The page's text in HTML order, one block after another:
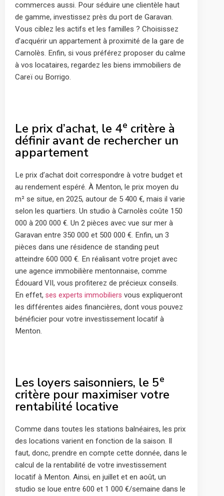
commerces aussi. Pour séduire une clientèle haut
de gamme, investissez près du port de Garavan.
Vous ciblez les actifs et les familles ? Choisissez
d’acquérir un appartement à proximité de la gare de
Carnolès. Enfin, si vous préférez proposer du calme
à vos locataires, regardez les biens immobiliers de
Careï ou Borrigo.
Le prix d’achat, le 4e critère à
définir avant de rechercher un
appartement
Le prix d’achat doit correspondre à votre budget et
au rendement espéré. À Menton, le prix moyen du
m² se situe, en 2025, autour de 5 400 €, mais il varie
selon les quartiers. Un studio à Carnolès coûte 150
000 à 200 000 €. Un 2 pièces avec vue sur mer à
Garavan entre 350 000 et 500 000 €. Enfin, un 3
pièces dans une résidence de standing peut
atteindre 600 000 €. En réalisant votre projet avec
une agence immobilière mentonnaise, comme
Édouard VII, vous profiterez de précieux conseils.
En effet, ses experts immobiliers vous expliqueront
les différentes aides financières, dont vous pouvez
bénéficier pour votre investissement locatif à
Menton.
Les loyers saisonniers, le 5e
critère pour maximiser votre
rentabilité locative
Comme dans toutes les stations balnéaires, les prix
des locations varient en fonction de la saison. Il
faut, donc, prendre en compte cette donnée, dans le
calcul de la rentabilité de votre investissement
locatif à Menton. Ainsi, en juillet et en août, un
studio se loue entre 600 et 1 000 €/semaine dans le